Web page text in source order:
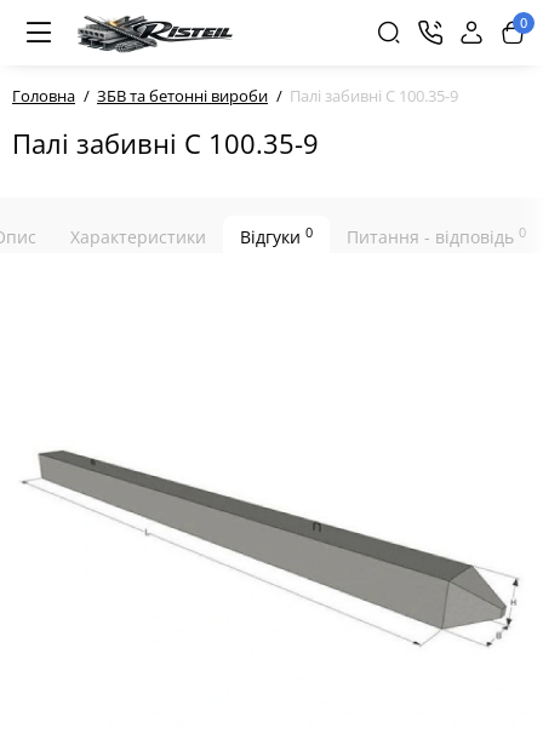
0
Головна ЗБВ та бетонні вироби Палі забивні С 100.35-9
Палі забивні С 100.35-9
Характеристики Відгуки 0 Питання - відповідь 0